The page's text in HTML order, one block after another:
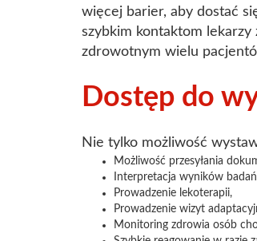
więcej barier, aby dostać
szybkim kontaktom lekarzy
zdrowotnym wielu
Dostęp do
Nie tylko możliwość
Możliwość przesyłania
Interpretacja wyników
Prowadzenie lekoterapii,
Prowadzenie wizyt
Monitoring zdrowia osób